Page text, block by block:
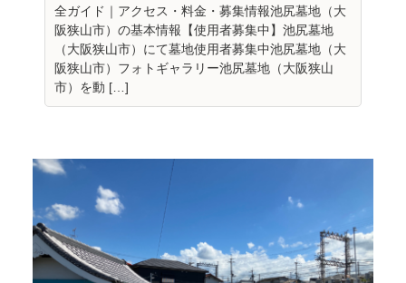
全ガイド｜アクセス・料金・募集情報池尻墓地（大
阪狭山市）の基本情報【使用者募集中】池尻墓地
（大阪狭山市）にて墓地使用者募集中池尻墓地（大
阪狭山市）フォトギャラリー池尻墓地（大阪狭山
市）を動 […]